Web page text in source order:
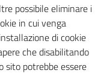
possibile eliminare i
in cui venga
di cookie
che disabilitando
sito potrebbe essere